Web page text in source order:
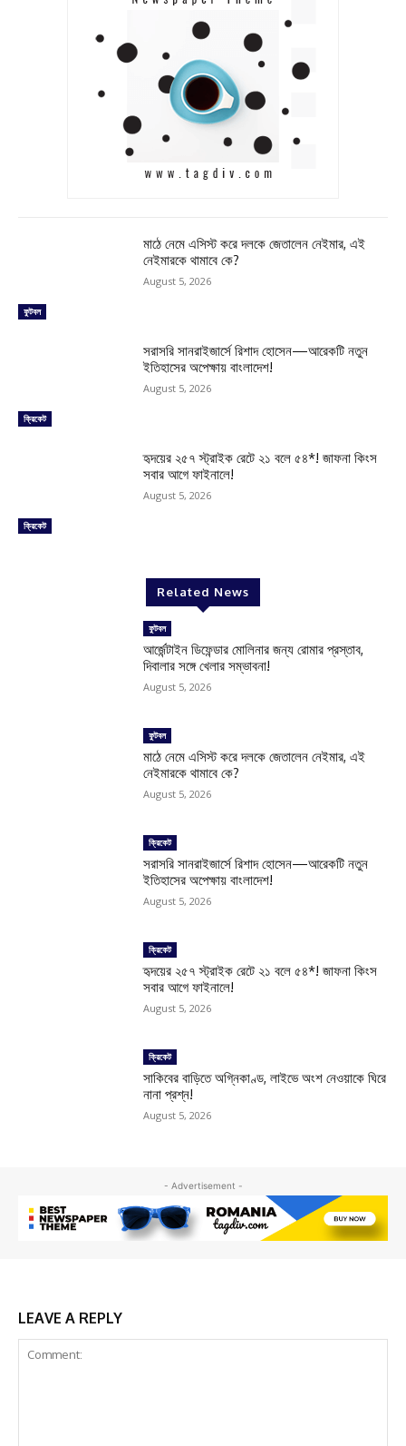
ফুটবল
মাঠে নেমে এসিস্ট করে দলকে জেতালেন নেইমার, এই
নেইমারকে থামাবে কে?
August 5, 2026
ক্রিকেট
সরাসরি সানরাইজার্সে রিশাদ হোসেন—আরেকটি নতুন
ইতিহাসের অপেক্ষায় বাংলাদেশ!
August 5, 2026
ক্রিকেট
হৃদয়ের ২৫৭ স্ট্রাইক রেটে ২১ বলে ৫৪*! জাফনা কিংস
সবার আগে ফাইনালে!
August 5, 2026
Related News
ফুটবল
আর্জেন্টাইন ডিফেন্ডার মোলিনার জন্য রোমার প্রস্তাব,
দিবালার সঙ্গে খেলার সম্ভাবনা!
August 5, 2026
ফুটবল
মাঠে নেমে এসিস্ট করে দলকে জেতালেন নেইমার, এই
নেইমারকে থামাবে কে?
August 5, 2026
ক্রিকেট
সরাসরি সানরাইজার্সে রিশাদ হোসেন—আরেকটি নতুন
ইতিহাসের অপেক্ষায় বাংলাদেশ!
August 5, 2026
ক্রিকেট
হৃদয়ের ২৫৭ স্ট্রাইক রেটে ২১ বলে ৫৪*! জাফনা কিংস
সবার আগে ফাইনালে!
August 5, 2026
ক্রিকেট
সাকিবের বাড়িতে অগ্নিকাণ্ড, লাইভে অংশ নেওয়াকে ঘিরে
নানা প্রশ্ন!
August 5, 2026
- Advertisement -
LEAVE A REPLY